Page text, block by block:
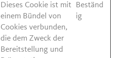
Dieses Cookie ist mit
einem Bündel von
Cookies verbunden,
die dem Zweck der
Bereitstellung und
Beständ
ig